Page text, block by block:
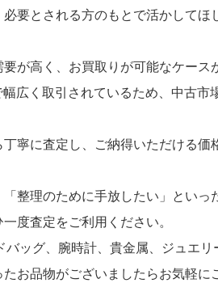
要とされる方のもとで活かしてほ
が高く、お買取りが可能なケース
広く取引されているため、中古市
寧に査定し、ご納得いただける価
整理のために手放したい」とい
度査定をご利用ください。
ッグ、腕時計、貴金属、ジュエ
お品物がございましたらお気軽に